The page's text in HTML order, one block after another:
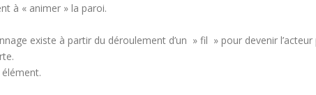
à « animer » la paroi.
existe à partir du déroulement d’un » fil » pour devenir l’acteur